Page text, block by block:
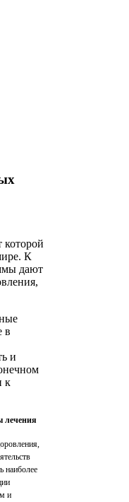
К
дают
в
и
к
лечения
наиболее
и